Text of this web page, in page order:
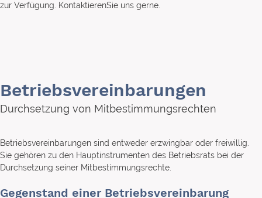
zur Verfügung. KontaktierenSie uns gerne.
Betriebsvereinbarungen
Durchsetzung von Mitbestimmungsrechten
Betriebsvereinbarungen sind entweder erzwingbar oder freiwillig.
Sie gehören zu den Hauptinstrumenten des Betriebsrats bei der
Durchsetzung seiner Mitbestimmungsrechte.
Gegenstand einer Betriebsvereinbarung